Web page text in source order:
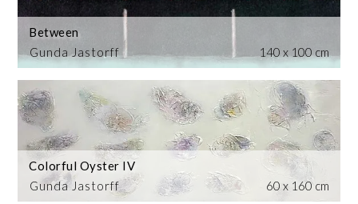
Gunda Jastorff
Between
140 x 100 cm
Gunda Jastorff
Colorful Oyster IV
60 x 160 cm